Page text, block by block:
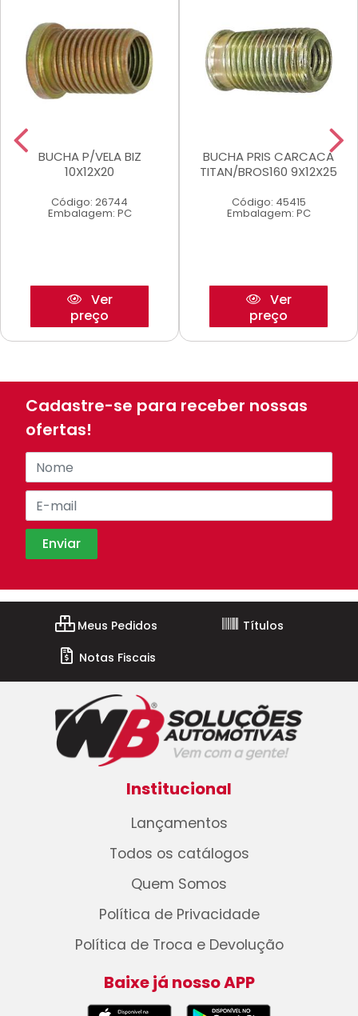
BUCHA P/VELA BIZ
10X12X20
Código: 26744
Embalagem: PC
Ver
preço
BUCHA PRIS CARCACA
TITAN/BROS160 9X12X25
Código: 45415
Embalagem: PC
Ver
preço
Cadastre-se para receber nossas
ofertas!
Meus Pedidos
Títulos
Notas Fiscais
Institucional
Lançamentos
Todos os catálogos
Quem Somos
Política de Privacidade
Política de Troca e Devolução
Baixe já nosso APP